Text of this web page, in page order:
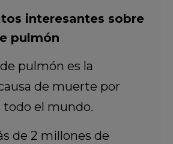
interesantes sobre
pulmón
pulmón es la
de muerte por
todo el mundo.
de 2 millones de